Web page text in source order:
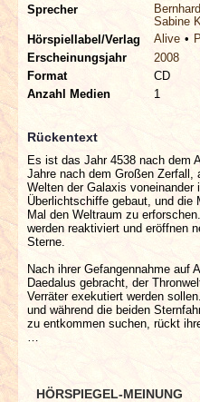
LINKS
Sprecher
Sabine
Hörspiellabel/Verlag
Alive
Erscheinungsjahr
2008
Format
CD
Anzahl Medien
1
Rückentext
Es ist das Jahr 4538 nach dem
Jahre nach dem Großen Zerfall,
Welten der Galaxis voneinander
Überlichtschiffe gebaut, und die
Mal den Weltraum zu
werden reaktiviert und eröffnen
Sterne.
Nach ihrer Gefangennahme auf
Daedalus gebracht, der
Verräter exekutiert werden
und während die beiden
zu entkommen suchen, rückt
HÖRSPIEGEL-MEINUNG